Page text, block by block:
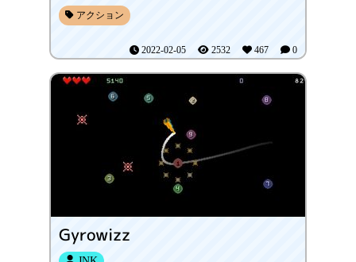
アクション
2022-02-05 2532 467 0
Gyrowizz